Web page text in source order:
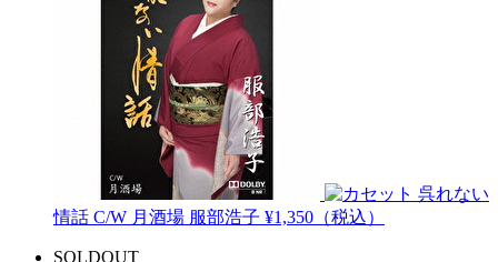
呉れない
情話 C/W 月酒場 服部浩子 ¥1,350（税込）
SOLDOUT